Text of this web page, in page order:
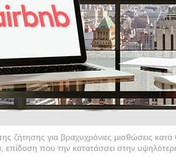
ζήτησης για βραχυχρόνιες μισθώσεις
επίδοση που την κατατάσσει στην